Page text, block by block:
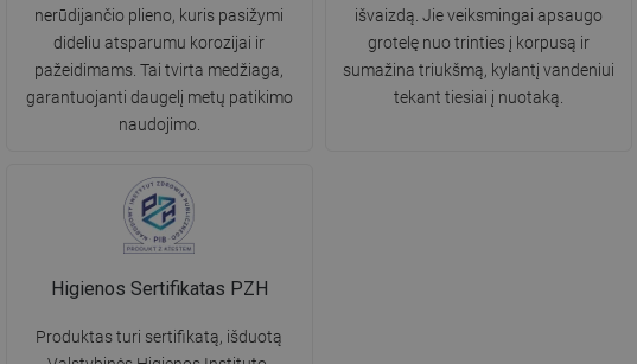
nerūdijančio plieno, kuris pasižymi
dideliu atsparumu korozijai ir
pažeidimams. Tai tvirta medžiaga,
garantuojanti daugelį metų patikimo
naudojimo.
išvaizdą. Jie veiksmingai apsaugo
grotelę nuo trinties į korpusą ir
sumažina triukšmą, kylantį vandeniui
tekant tiesiai į nuotaką.
Higienos Sertifikatas PZH
Produktas turi sertifikatą, išduotą